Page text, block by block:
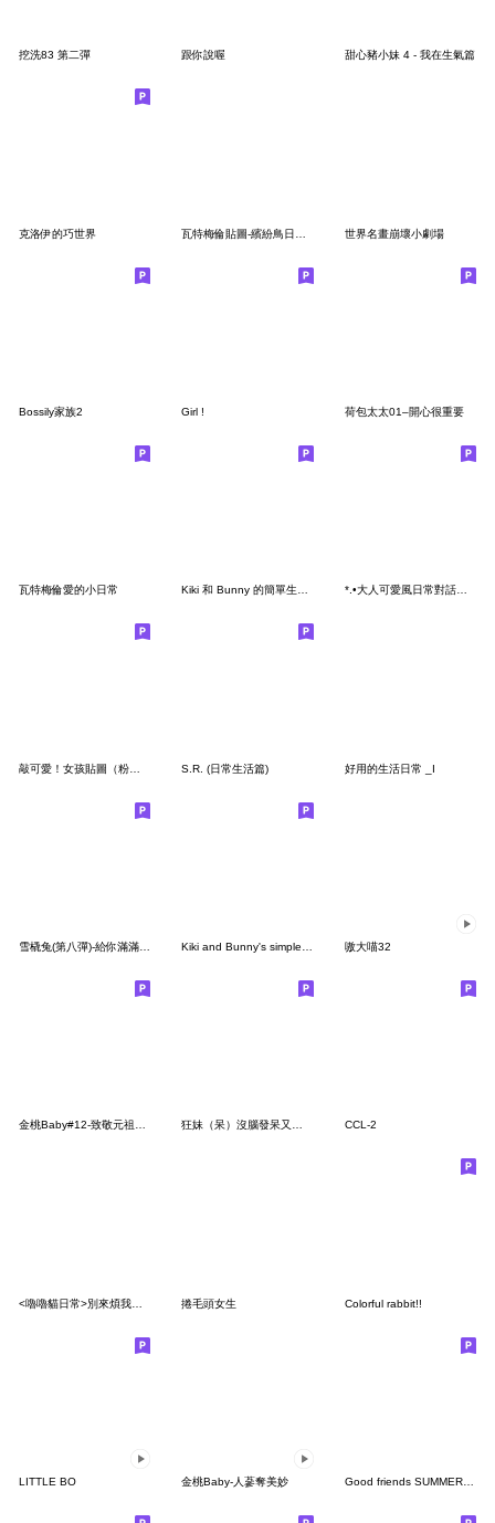
挖洗83 第二彈 跟你說喔 甜心豬小妹 4 - 我在生氣篇
克洛伊的巧世界 世界名畫崩壞小劇場
Bossily家族2 Girl ! 荷包太太01–開心很重要
瓦特梅倫愛的小日常 Kiki 和 Bunny 的簡單生活 II *.•大人可愛風日常對話♡妹妹頭女孩•.*
S.R. (日常生活篇) 好用的生活日常 _I
嗷大喵32
金桃Baby#12-致敬元祖LINE貼圖 狂妹（呆）沒腦發呆又感動又傻眼 CCL-2
捲毛頭女生 Colorful rabbit!!
LITTLE BO 金桃Baby-人蔘奪美妙 Good friends SUMMER (TW)